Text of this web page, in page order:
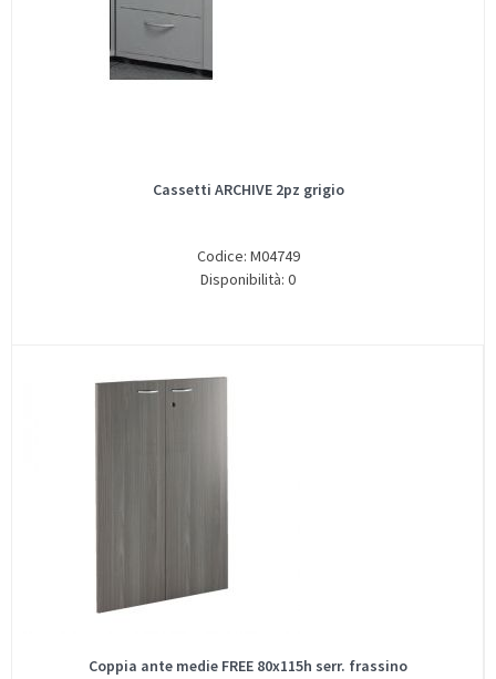
Cassetti ARCHIVE 2pz grigio
Codice: M04749
Disponibilità: 0
Coppia ante medie FREE 80x115h serr. frassino